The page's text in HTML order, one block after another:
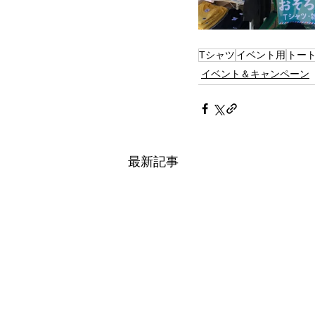
Tシャツ イベント用 トー
イベント＆キャンペーン
最新記事